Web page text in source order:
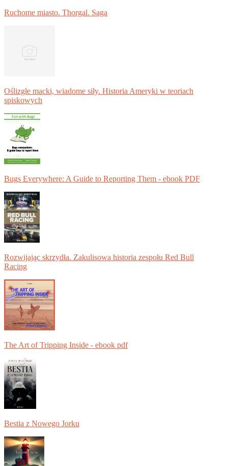
Ruchome miasto. Thorgal. Saga
Oślizgłe macki, wiadome siły. Historia Ameryki w teoriach
spiskowych
Bugs Everywhere: A Guide to Reporting Them - ebook PDF
Rozwijając skrzydła. Zakulisowa historia zespołu Red Bull
Racing
The Art of Tripping Inside - ebook pdf
Bestia z Nowego Jorku